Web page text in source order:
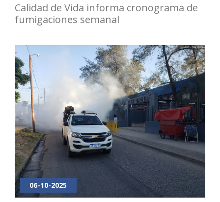
Calidad de Vida informa cronograma de
fumigaciones semanal
06-10-2025